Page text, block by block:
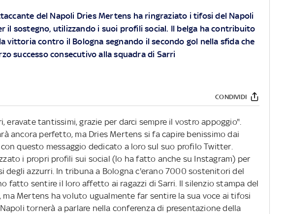
del Napoli Dries Mertens ha ringraziato i tifosi del Napoli
il sostegno, utilizzando i suoi profili social. Il belga ha contribuito
vittoria contro il Bologna segnando il secondo gol nella sfida che
successo consecutivo alla squadra di Sarri
CONDIVIDI
eravate tantissimi, grazie per darci sempre il vostro appoggio".
ancora perfetto, ma Dries Mertens si fa capire benissimo dai
questo messaggio dedicato a loro sul suo profilo Twitter.
i propri profili sui social (lo ha fatto anche su Instagram) per
degli azzurri. In tribuna a Bologna c'erano 7000 sostenitori del
fatto sentire il loro affetto ai ragazzi di Sarri. Il silenzio stampa del
ma Mertens ha voluto ugualmente far sentire la sua voce ai tifosi
tornerà a parlare nella conferenza di presentazione della